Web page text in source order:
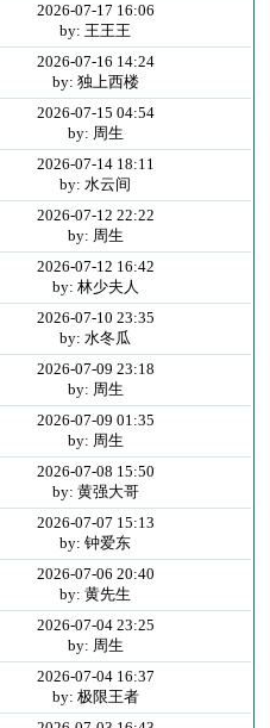
2026-07-17 16:06
by: 王王王
2026-07-16 14:24
by: 独上西楼
2026-07-15 04:54
by: 周生
2026-07-14 18:11
by: 水云间
2026-07-12 22:22
by: 周生
2026-07-12 16:42
by: 林少夫人
2026-07-10 23:35
by: 水冬瓜
2026-07-09 23:18
by: 周生
2026-07-09 01:35
by: 周生
2026-07-08 15:50
by: 黄强大哥
2026-07-07 15:13
by: 钟爱东
2026-07-06 20:40
by: 黄先生
2026-07-04 23:25
by: 周生
2026-07-04 16:37
by: 极限王者